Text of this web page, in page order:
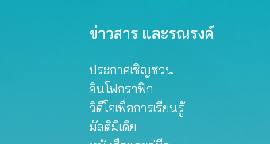
ข่าวสาร และรณรงค์
ประกาศเชิญชวน
อินโฟกราฟิก
วิดีโอเพื่อการเรียนรู้
มัลติมีเดีย